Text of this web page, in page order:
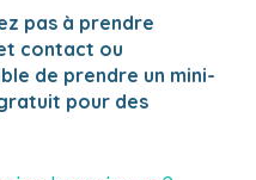
pas à prendre
contact ou
de prendre un mini-
pour des